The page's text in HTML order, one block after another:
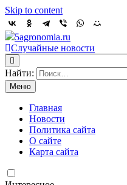
Skip to content
5agronomia.ru
Случайные новости
Найти:
Меню
Главная
Новости
Политика сайта
О сайте
Карта сайта